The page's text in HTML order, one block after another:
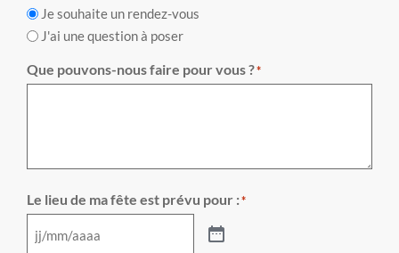
Je souhaite un rendez-vous
J'ai une question à poser
Que pouvons-nous faire pour vous ?*
Le lieu de ma fête est prévu pour :*